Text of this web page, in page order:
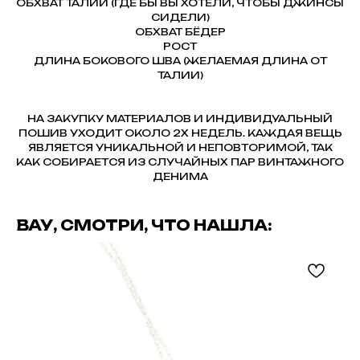
ОБХВАТ ТАЛИИ (ГДЕ БЫ ВЫ ХОТЕЛИ, ЧТОБЫ ДЖИНСЫ
СИДЕЛИ)
ОБХВАТ БЁДЕР
РОСТ
ДЛИНА БОКОВОГО ШВА (ЖЕЛАЕМАЯ ДЛИНА ОТ
ТАЛИИ)
НА ЗАКУПКУ МАТЕРИАЛОВ И ИНДИВИДУАЛЬНЫЙ
ПОШИВ УХОДИТ ОКОЛО 2Х НЕДЕЛЬ. КАЖДАЯ ВЕЩЬ
ЯВЛЯЕТСЯ УНИКАЛЬНОЙ И НЕПОВТОРИМОЙ, ТАК
КАК СОБИРАЕТСЯ ИЗ СЛУЧАЙНЫХ ПАР ВИНТАЖНОГО
ДЕНИМА
ВАУ, СМОТРИ, ЧТО НАШЛА: